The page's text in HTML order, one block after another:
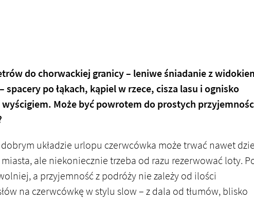
do chorwackiej granicy – leniwe śniadanie z
po łąkach, kąpiel w rzece, cisza lasu i ognisko
Może być powrotem do prostych
dobrym układzie urlopu czerwcówka może trwać nawet
ale niekoniecznie trzeba od razu rezerwować loty.
a przyjemność z podróży nie zależy od ilości
na czerwcówkę w stylu slow – z dala od tłumów, blisko